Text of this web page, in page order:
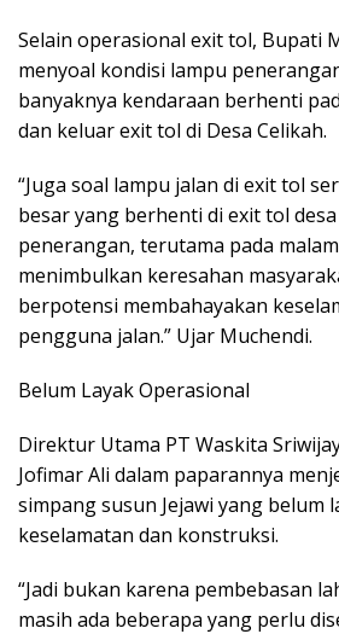
Selain operasional exit tol, Bupati
menyoal kondisi lampu
banyaknya kendaraan berhenti
dan keluar exit tol di Desa Celikah.
“Juga soal lampu jalan di exit tol
besar yang berhenti di exit tol
penerangan, terutama pada
menimbulkan keresahan
berpotensi membahayakan
pengguna jalan.” Ujar Muchendi.
Belum Layak Operasional
Direktur Utama PT Waskita
Jofimar Ali dalam paparannya
simpang susun Jejawi yang belum
keselamatan dan konstruksi.
“Jadi bukan karena pembebasan
masih ada beberapa yang perlu